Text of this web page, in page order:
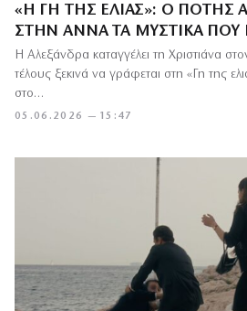
«Η ΓΗ ΤΗΣ ΕΛΙΆΣ»: Ο ΠΌΤΗΣ
ΣΤΗΝ ΆΝΝΑ ΤΑ ΜΥΣΤΙΚΆ ΠΟΥ
05.06.2026 — 15:47
Η Αλεξάνδρα καταγγέλει τη Χριστιάνα
τέλους ξεκινά να γράφεται στη «Γη της
στο…